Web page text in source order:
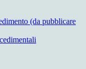
(da pubblicare